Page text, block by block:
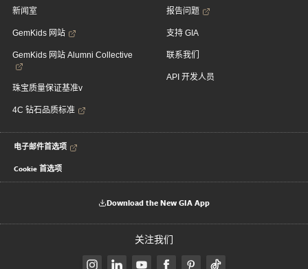
新闻室
GemKids 网站
GemKids 网站 Alumni Collective
珠宝质量保证基准v
4C 钻石品质标准
报告问题
支持 GIA
联系我们
API 开发人员
电子邮件首选项
Cookie 首选项
Download the New GIA App
关注我们